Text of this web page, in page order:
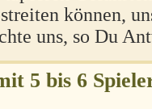
können,
uns, so Du
5 bis 6